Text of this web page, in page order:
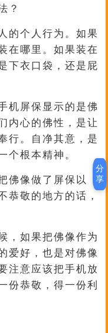
？
的个人行为。如果
在哪里。如果装在
下衣口袋，还是屁
机屏保显示的是佛
内心的佛性，是让
行。自净其意，是
个根本精神。
佛像做了屏保以
恭敬的地方的话，
，如果把佛像作为
爱好，也是对佛像
注意应该把手机放
份恭敬，得一份利
分
享